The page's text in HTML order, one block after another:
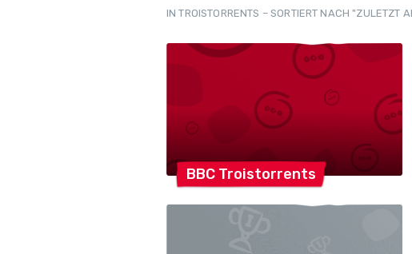
IN TROISTORRENTS – SORTIERT NACH "ZULETZT
BBC Troistorrents